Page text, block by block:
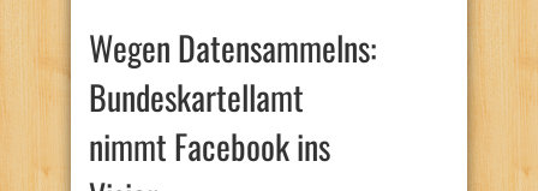
Wegen Datensammelns:
Bundeskartellamt
nimmt Facebook ins